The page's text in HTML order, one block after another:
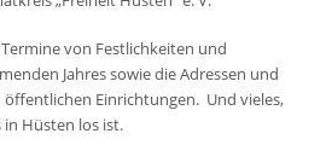
von Festlichkeiten und
Jahres sowie die Adressen und
Einrichtungen. Und vieles,
in Hüsten los ist.